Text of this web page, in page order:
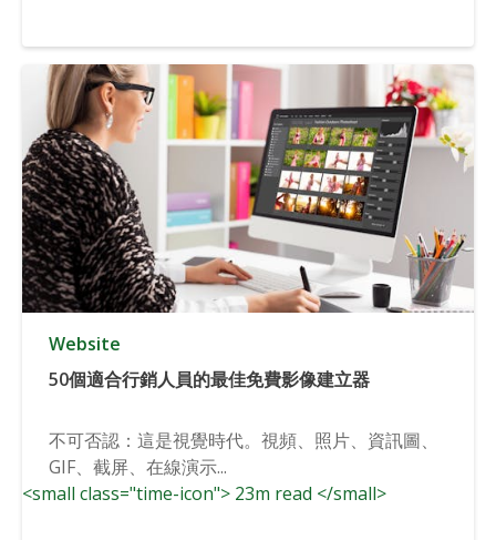
Website
50個適合行銷人員的最佳免費影像建立器
不可否認：這是視覺時代。視頻、照片、資訊圖、
GIF、截屏、在線演示...
<small class="time-icon"> 23m read </small>